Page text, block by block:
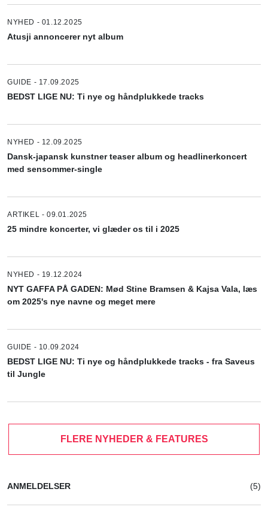
NYHED - 01.12.2025
Atusji annoncerer nyt album
GUIDE - 17.09.2025
BEDST LIGE NU: Ti nye og håndplukkede tracks
NYHED - 12.09.2025
Dansk-japansk kunstner teaser album og headlinerkoncert
med sensommer-single
ARTIKEL - 09.01.2025
25 mindre koncerter, vi glæder os til i 2025
NYHED - 19.12.2024
NYT GAFFA PÅ GADEN: Mød Stine Bramsen & Kajsa Vala, læs
om 2025's nye navne og meget mere
GUIDE - 10.09.2024
BEDST LIGE NU: Ti nye og håndplukkede tracks - fra Saveus
til Jungle
FLERE NYHEDER & FEATURES
ANMELDELSER (5)